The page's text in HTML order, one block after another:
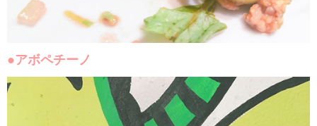
●アボペチーノ